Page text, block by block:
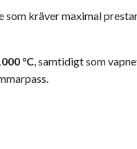
kräver maximal
°C, samtidigt som